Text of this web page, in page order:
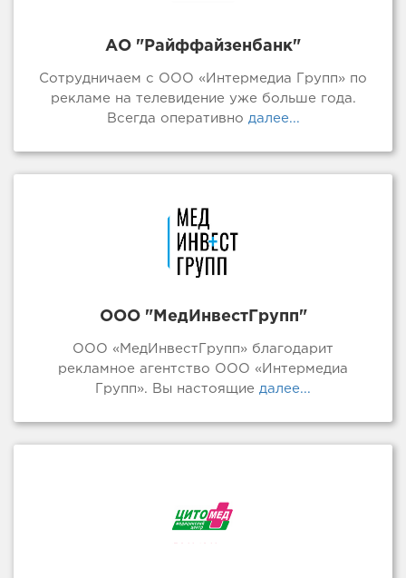
АО "Райффайзенбанк"
Сотрудничаем с ООО «Интермедиа Групп» по
рекламе на телевидение уже больше года.
Всегда оперативно далее...
ООО "МедИнвестГрупп"
ООО «МедИнвестГрупп» благодарит
рекламное агентство ООО «Интермедиа
Групп». Вы настоящие далее...